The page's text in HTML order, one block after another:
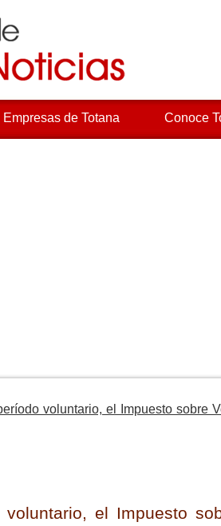
Empresas de Totana Conoce
voluntario, el Impuesto sobre
el Impuesto